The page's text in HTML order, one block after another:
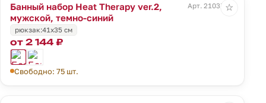
Банный набор Heat Therapy ver.2,
мужской, темно-синий
Арт. 21037.45
рюкзак:41х35 см
от 2 144 ₽
Свободно: 75 шт.
☆